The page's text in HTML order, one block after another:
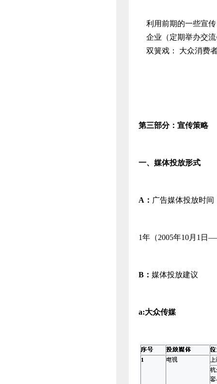
利用前期的一些宣传
企业（定期举办交
双簧戏： 大众消
第三部分：宣传策略
一、 媒体投放形式
A ： 广告媒体投放时间
1年（2005年10月1日
B ： 媒体投放建议
a:大众传媒